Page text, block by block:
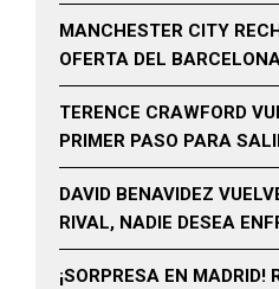
MANCHESTER CITY
OFERTA DEL
TERENCE CRAWFORD
PRIMER PASO PARA
DAVID BENAVIDEZ
RIVAL, NADIE DESEA
¡SORPRESA EN MADRID!